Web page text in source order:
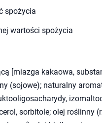
spożycia
wartości spożycia
[miazga kakaowa,
(sojowe); naturalny
sorbitole; olej roślinny